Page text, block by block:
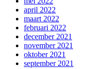
april 2022
maart 2022
februari 2022
december 2021
november 2021
oktober 2021
september 2021